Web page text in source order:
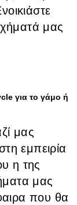
μας
για το γάμο ή
μας
εμπειρία
η της
μας
που θα